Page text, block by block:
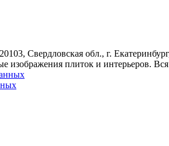
Свердловская обл., г.
изображения плиток и интерьеров.